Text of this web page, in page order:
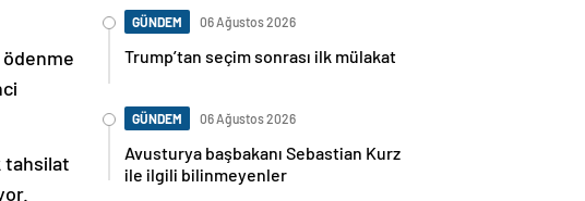
tahsilat
GÜNDEM 06 Ağustos 2026
Trump’tan seçim sonrası ilk mülakat
GÜNDEM 06 Ağustos 2026
Avusturya başbakanı Sebastian Kurz
ile ilgili bilinmeyenler